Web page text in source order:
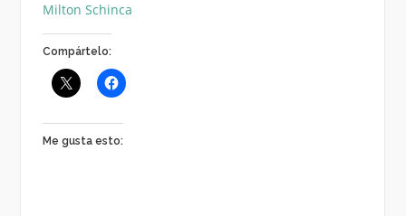
Milton Schinca
Compártelo:
Me gusta esto: